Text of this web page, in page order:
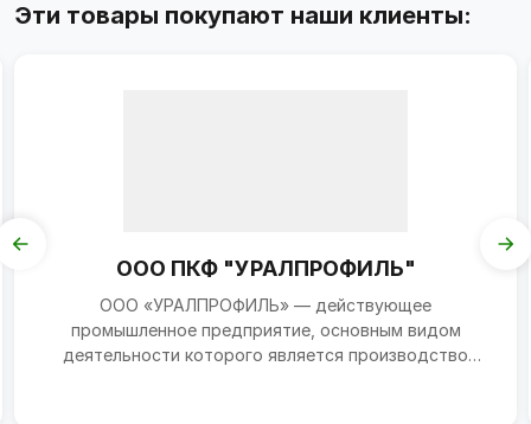
Эти товары покупают наши клиенты:
ООО ПКФ "УРАЛПРОФИЛЬ"
ООО «УРАЛПРОФИЛЬ» — действующее
промышленное предприятие, основным видом
деятельности которого является производство